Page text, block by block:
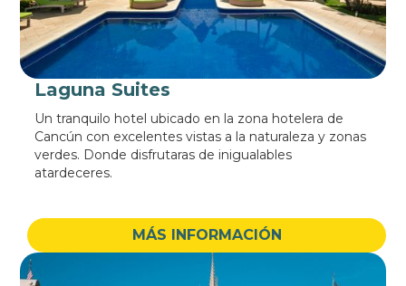
Laguna Suites
Un tranquilo hotel ubicado en la zona hotelera de
Cancún con excelentes vistas a la naturaleza y zonas
verdes. Donde disfrutaras de inigualables
atardeceres.
MÁS INFORMACIÓN